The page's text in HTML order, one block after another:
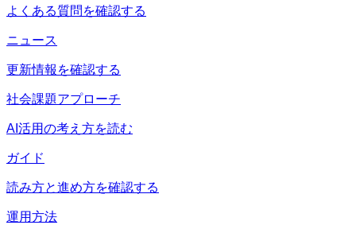
よくある質問を確認する
ニュース
更新情報を確認する
社会課題アプローチ
AI活用の考え方を読む
ガイド
読み方と進め方を確認する
運用方法